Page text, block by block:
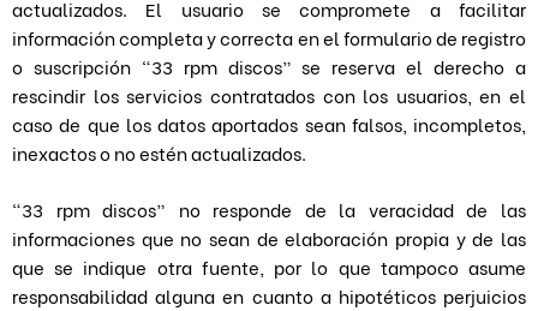
actualizados. El usuario se compromete a facilitar
información completa y correcta en el formulario de registro
o suscripción “33 rpm discos” se reserva el derecho a
rescindir los servicios contratados con los usuarios, en el
caso de que los datos aportados sean falsos, incompletos,
inexactos o no estén actualizados.
“33 rpm discos” no responde de la veracidad de las
informaciones que no sean de elaboración propia y de las
que se indique otra fuente, por lo que tampoco asume
responsabilidad alguna en cuanto a hipotéticos perjuicios